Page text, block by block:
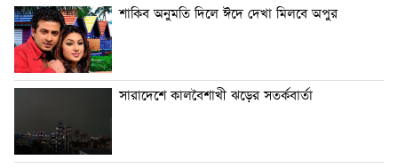
শাকিব অনুমতি দিলে ঈদে দেখা মিলবে অপুর
সারাদেশে কালবৈশাখী ঝড়ের সতর্কবার্তা